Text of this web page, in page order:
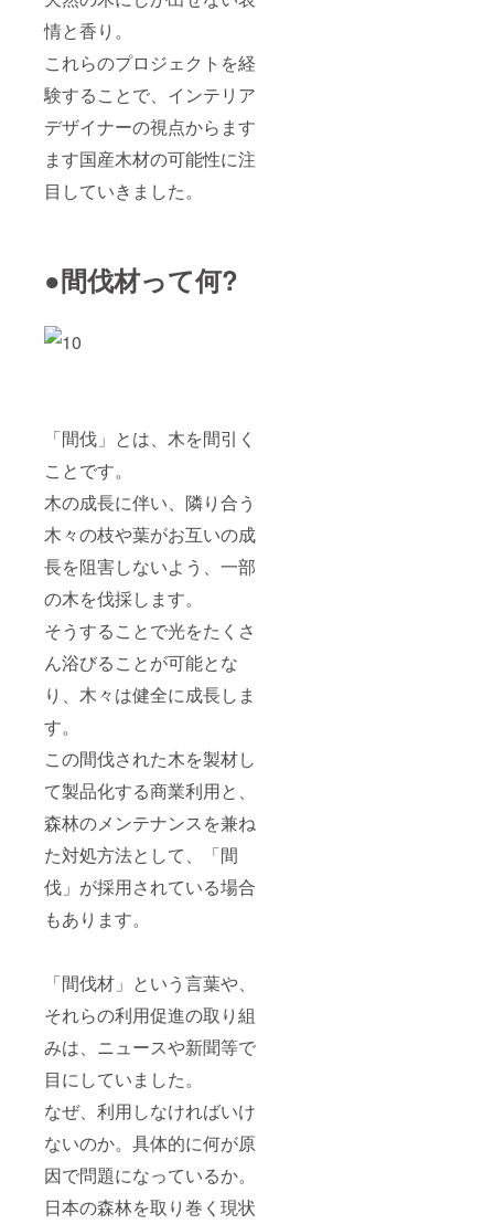
情と香り。
これらのプロジェクトを経
験することで、インテリア
デザイナーの視点からます
ます国産木材の可能性に注
目していきました。
●間伐材って何?
「間伐」とは、木を間引く
ことです。
木の成長に伴い、隣り合う
木々の枝や葉がお互いの成
長を阻害しないよう、一部
の木を伐採します。
そうすることで光をたくさ
ん浴びることが可能とな
り、木々は健全に成長しま
す。
この間伐された木を製材し
て製品化する商業利用と、
森林のメンテナンスを兼ね
た対処方法として、「間
伐」が採用されている場合
もあります。
「間伐材」という言葉や、
それらの利用促進の取り組
みは、ニュースや新聞等で
目にしていました。
なぜ、利用しなければいけ
ないのか。具体的に何が原
因で問題になっているか。
日本の森林を取り巻く現状